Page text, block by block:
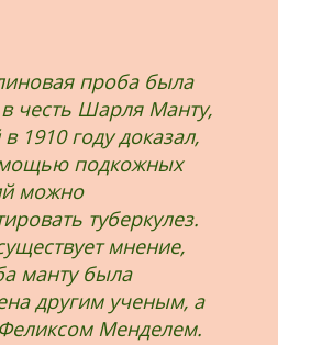
проба была
честь Шарля Манту,
1910 году доказал,
подкожных
можно
туберкулез.
мнение,
манту была
другим ученым, а
Менделем.